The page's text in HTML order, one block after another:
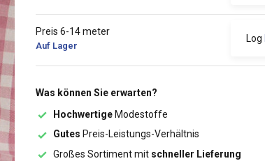
Preis 6-14 meter
Auf Lager
Log
Was können Sie erwarten?
HochwertigeModestoffe
Gutes Preis-Leistungs-Verhältnis
Großes Sortiment mit schneller Lieferung